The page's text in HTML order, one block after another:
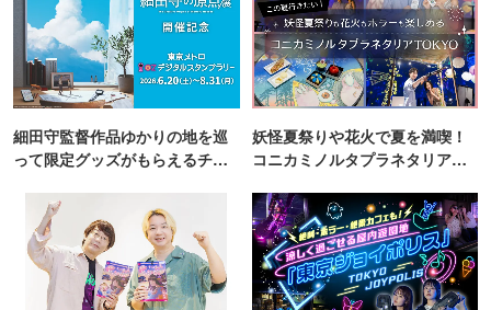
細田守監督作品ゆかりの地を巡
って限定グッズがもらえるチャ
妖怪夏祭りや花火で夏を満喫！
コニカミノルタプラネタリア